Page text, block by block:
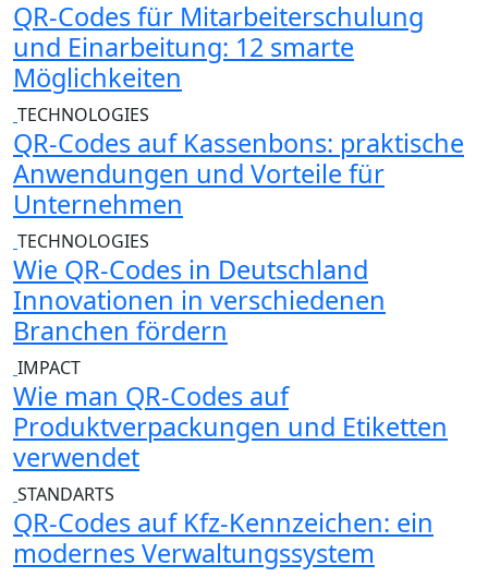
QR-Codes für Mitarbeiterschulung
und Einarbeitung: 12 smarte
Möglichkeiten
TECHNOLOGIES
QR-Codes auf Kassenbons: praktische
Anwendungen und Vorteile für
Unternehmen
TECHNOLOGIES
Wie QR-Codes in Deutschland
Innovationen in verschiedenen
Branchen fördern
IMPACT
Wie man QR-Codes auf
Produktverpackungen und Etiketten
verwendet
STANDARTS
QR-Codes auf Kfz-Kennzeichen: ein
modernes Verwaltungssystem